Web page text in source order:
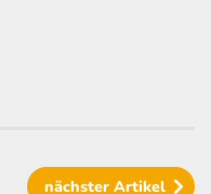
nächster Artikel